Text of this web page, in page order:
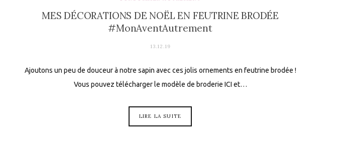
MES DÉCORATIONS DE NOËL EN FEUTRINE BRODÉE
#MonAventAutrement
13.12.19
Ajoutons un peu de douceur à notre sapin avec ces jolis ornements en feutrine brodée !
Vous pouvez télécharger le modèle de broderie ICI et…
LIRE LA SUITE